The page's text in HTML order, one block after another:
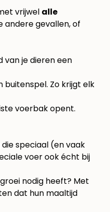
vrijwel alle
andere gevallen, of
van je dieren een
Zo krijgt elk
voerbak opent.
speciaal (en vaak
voer ook écht bij
nodig heeft? Met
dat hun maaltijd